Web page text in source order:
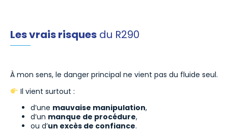
Les vrais risques du R290
À mon sens, le danger principal ne vient pas du fluide seul.
Il vient surtout :
d’une mauvaise manipulation,
d’un manque de procédure,
ou d’un excès de confiance.